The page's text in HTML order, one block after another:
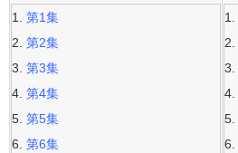
第1集
第2集
第3集
第4集
第5集
第6集